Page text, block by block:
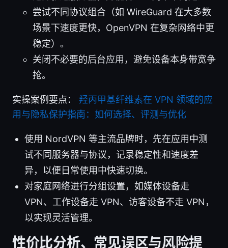
尝试不同协议组合（如 WireGuard 在大多数
场景下速度更快，OpenVPN 在复杂网络中更
稳定）。
关闭不必要的后台应用，避免设备本身带宽争
抢。
实操案例要点： 羟丙甲基纤维素在 VPN 领域的应
用与隐私保护指南：如何选择、评测与优化
使用 NordVPN 等主流品牌时，先在应用中测
试不同服务器与协议，记录稳定性和速度差
异，以便日常使用中快速切换。
对家庭网络进行分组设置，如媒体设备走
VPN、工作设备走 VPN、访客设备不走 VPN，
以实现灵活管理。
性价比分析、常见误区与风险提